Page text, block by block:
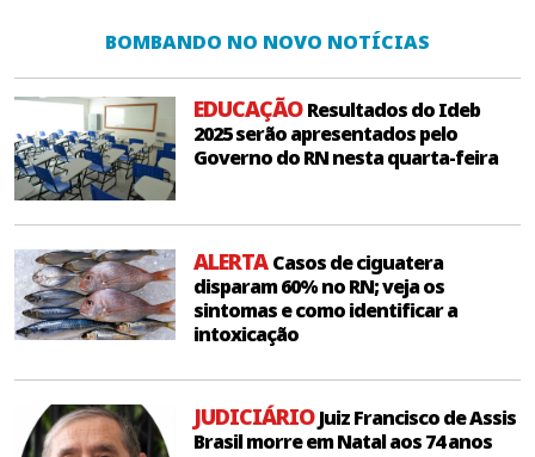
BOMBANDO NO NOVO NOTÍCIAS
EDUCAÇÃOResultados do Ideb
2025 serão apresentados pelo
Governo do RN nesta quarta-feira
ALERTACasos de ciguatera
disparam 60% no RN; veja os
sintomas e como identificar a
intoxicação
JUDICIÁRIOJuiz Francisco de Assis
Brasil morre em Natal aos 74 anos